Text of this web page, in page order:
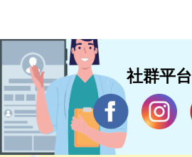
社群平台